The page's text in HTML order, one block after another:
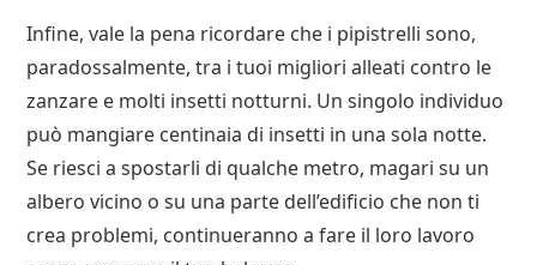
Infine, vale la pena ricordare che i pipistrelli sono,
paradossalmente, tra i tuoi migliori alleati contro le
zanzare e molti insetti notturni. Un singolo individuo
può mangiare centinaia di insetti in una sola notte.
Se riesci a spostarli di qualche metro, magari su un
albero vicino o su una parte dell’edificio che non ti
crea problemi, continueranno a fare il loro lavoro